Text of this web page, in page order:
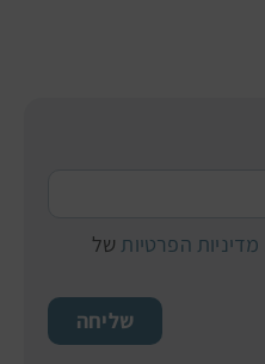
מדיניות הפרטיות של
שליחה